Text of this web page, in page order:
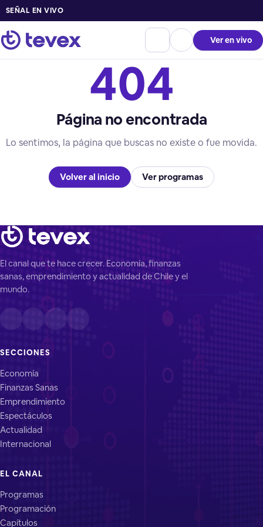
SEÑAL EN VIVO
Ver en vivo
404
Página no encontrada
Lo sentimos, la página que buscas no existe o fue movida.
Volver al inicio Ver programas
El canal que te hace crecer. Economía, finanzas
sanas, emprendimiento y actualidad de Chile y el
mundo.
SECCIONES
Economía
Finanzas Sanas
Emprendimiento
Espectáculos
Actualidad
Internacional
EL CANAL
Programas
Programación
Capítulos